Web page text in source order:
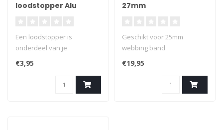
loodstopper Alu
Een loodstopper is
onderdeel van je
duikuitrusting. Het is een
ring of plaat die je gebruikt
om loodblokken stevig vast
te zetten op je loodgordel of
€3,95
27mm
Geschikt voor 25mm
webbing band
€19,95